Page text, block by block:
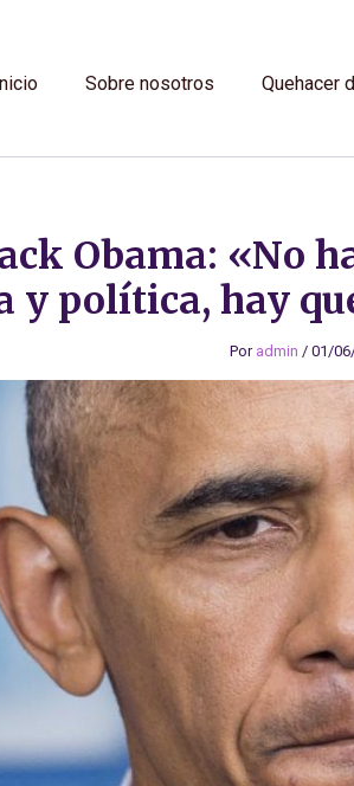
Sobre nosotros Quehacer
Obama: «No
y política, hay
Por admin / 01/